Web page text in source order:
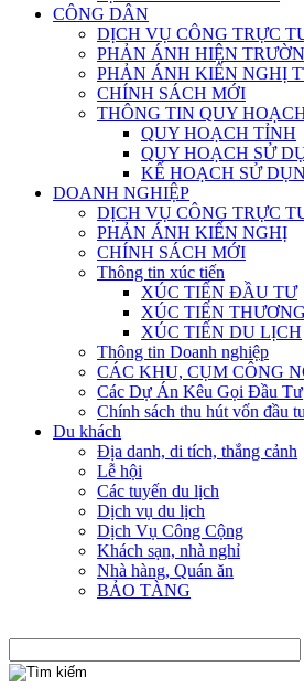
CÔNG DÂN
DỊCH VỤ CÔNG TRỰC
PHẢN ÁNH HIỆN
PHẢN ÁNH KIẾN NGHỊ
CHÍNH SÁCH MỚI
THÔNG TIN QUY
QUY HOẠCH TỈNH
QUY HOẠCH SỬ
KẾ HOẠCH SỬ
DOANH NGHIỆP
DỊCH VỤ CÔNG TRỰC
PHẢN ÁNH KIẾN NGHỊ
CHÍNH SÁCH MỚI
Thông tin xúc tiến
XÚC TIẾN ĐẦU TƯ
XÚC TIẾN
XÚC TIẾN DU LỊCH
Thông tin Doanh nghiệp
CÁC KHU, CỤM CÔNG
Các Dự Án Kêu Gọi Đầu Tư
Chính sách thu hút vốn đầu
Du khách
Địa danh, di tích, thắng cảnh
Lễ hội
Các tuyến du lịch
Dịch vụ du lịch
Dịch Vụ Công Cộng
Khách sạn, nhà nghỉ
Nhà hàng, Quán ăn
BẢO TÀNG